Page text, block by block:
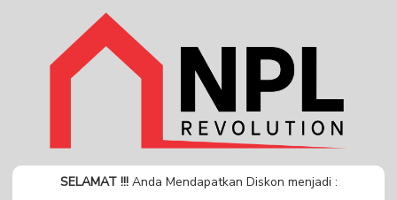
SELAMAT !!!Anda Mendapatkan Diskon menjadi :